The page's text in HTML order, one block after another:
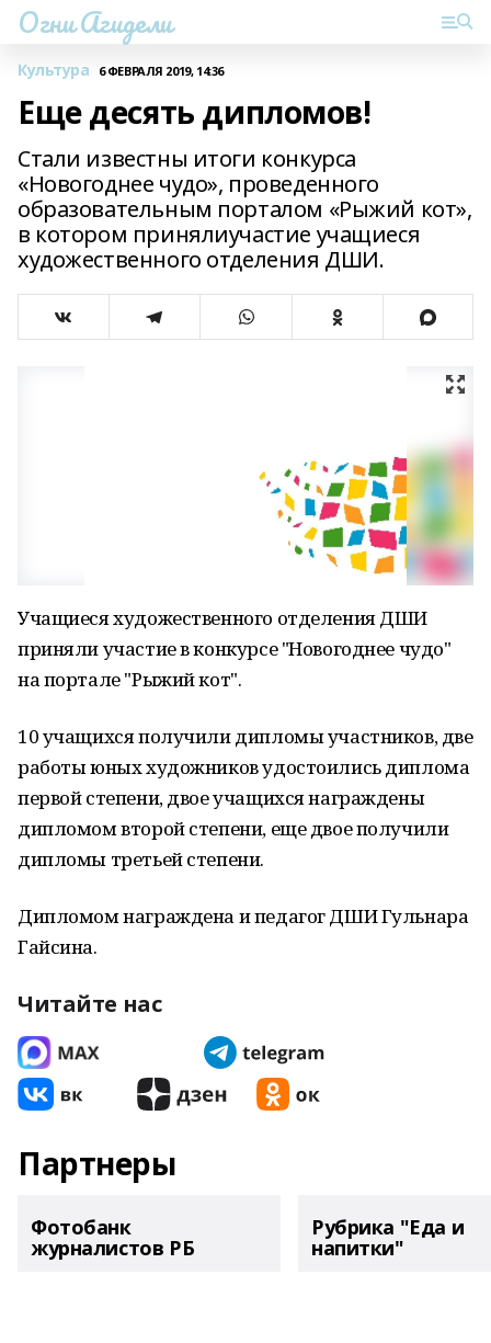
Огни Агидели
Культура 6 ФЕВРАЛЯ 2019, 14:36
Еще десять дипломов!
Стали известны итоги конкурса
«Новогоднее чудо», проведенного
образовательным порталом «Рыжий кот»,
в котором принялиучастие учащиеся
художественного отделения ДШИ.
Учащиеся художественного отделения ДШИ
приняли участие в конкурсе "Новогоднее чудо"
на портале "Рыжий кот".
10 учащихся получили дипломы участников, две
работы юных художников удостоились диплома
первой степени, двое учащихся награждены
дипломом второй степени, еще двое получили
дипломы третьей степени.
Дипломом награждена и педагог ДШИ Гульнара
Гайсина.
Читайте нас
Партнеры
Фотобанк
журналистов РБ
Рубрика "Еда и
напитки"